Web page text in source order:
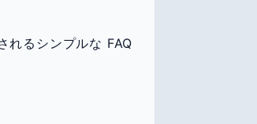
れるシンプルな FAQ